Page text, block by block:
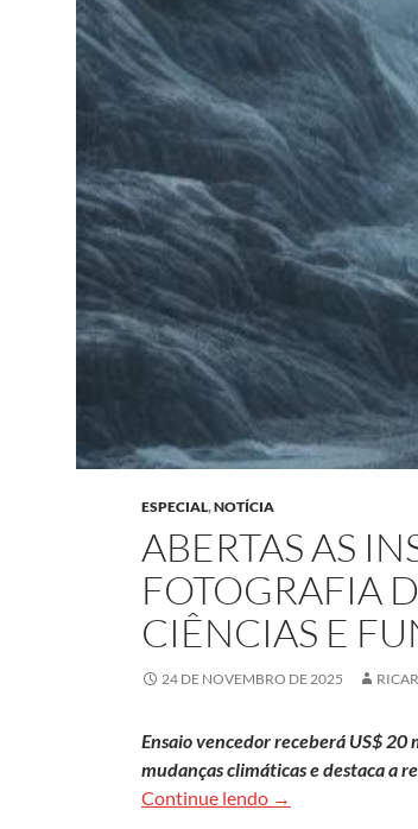
ESPECIAL,NOTÍCIA
ABERTAS AS
FOTOGRAFIA
CIÊNCIAS E
24 DE NOVEMBRO DE 2025
Ensaio vencedor receberá US$ 20
mudanças climáticas e destaca a
Continue lendo
Abertas as
→